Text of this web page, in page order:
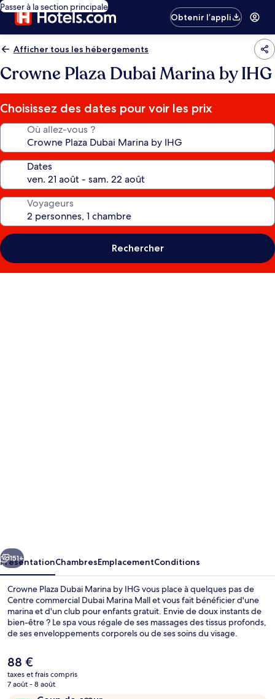
Passer à la section principale
Obtenir l’appli
Afficher tous les hébergements
Crowne Plaza Dubai Marina by IHG
Choisissez des dates pour voir les prix
Où allez-vous ?
Dates
Voyageurs
Rechercher
by
IHG
Suivant
151+
PrésentationChambresEmplacementConditions
Crowne Plaza Dubai Marina by IHG vous place à quelques pas de
Centre commercial Dubai Marina Mall et vous fait bénéficier d'une
marina et d'un club pour enfants gratuit. Envie de doux instants de
bien-être ? Le spa vous régale de ses massages des tissus profonds,
de ses enveloppements corporels ou de ses soins du visage.
ses portes pour le petit déjeuner, le déjeuner et le dîner et vous
propose des spécialités Cuisine internationale. Cet hôtel de luxe
abrite en outre 2 bars/lounges, une piscine extérieure et un bar en
bord de piscine. Les autres voyageurs ne tarissent pas d'éloges en
Le
prix
actuel
88 €
taxes et frais compris
7 août - 8 août